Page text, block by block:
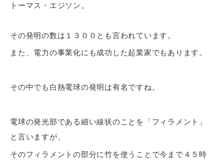
トーマス・エジソン。
その発明の数は１３００とも言われています。
また、電力の事業化にも成功した起業家でもあります。
その中でも白熱電球の発明は有名ですね。
電球の発光部である細い線状のことを「フィラメント」
と言いますが、
そのフィラメントの部分に竹を使うことで今まで４５時